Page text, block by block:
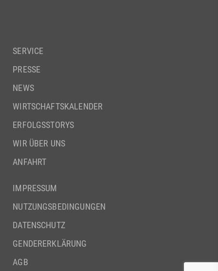
SERVICE
PRESSE
NEWS
WIRTSCHAFTSKALENDER
ERFOLGSSTORYS
WIR ÜBER UNS
ANFAHRT
IMPRESSUM
NUTZUNGSBEDINGUNGEN
DATENSCHUTZ
GENDERERKLÄRUNG
AGB